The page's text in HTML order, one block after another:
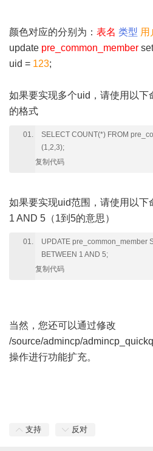
颜色对应的分别为： 表名 类型 用
update pre_common_member
uid = 123;
如果要实现多个uid，请使用以下
的格式
SELECT COUNT(*) FROM
(1,2,3);
复制代码
如果要实现uid范围，请使用以下
1 AND 5（1到5的意思）
UPDATE pre_common_member
BETWEEN 1 AND 5;
复制代码
当然，您还可以通过修改
/source/admincp/
操作进行功能扩充。
支持 反对